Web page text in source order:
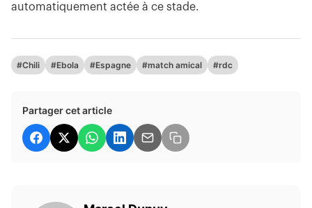
automatiquement actée à ce stade.
#Chili #Ebola #Espagne #match amical #rdc
Partager cet article